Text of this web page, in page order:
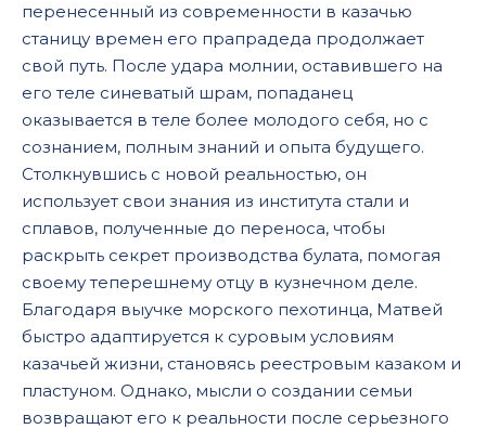
перенесенный из современности в казачью
станицу времен его прапрадеда продолжает
свой путь. После удара молнии, оставившего на
его теле синеватый шрам, попаданец
оказывается в теле более молодого себя, но с
сознанием, полным знаний и опыта будущего.
Столкнувшись с новой реальностью, он
использует свои знания из института стали и
сплавов, полученные до переноса, чтобы
раскрыть секрет производства булата, помогая
своему теперешнему отцу в кузнечном деле.
Благодаря выучке морского пехотинца, Матвей
быстро адаптируется к суровым условиям
казачьей жизни, становясь реестровым казаком и
пластуном. Однако, мысли о создании семьи
возвращают его к реальности после серьезного